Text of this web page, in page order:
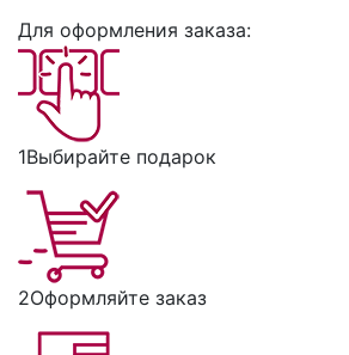
Для оформления заказа:
1Выбирайте подарок
2Оформляйте заказ